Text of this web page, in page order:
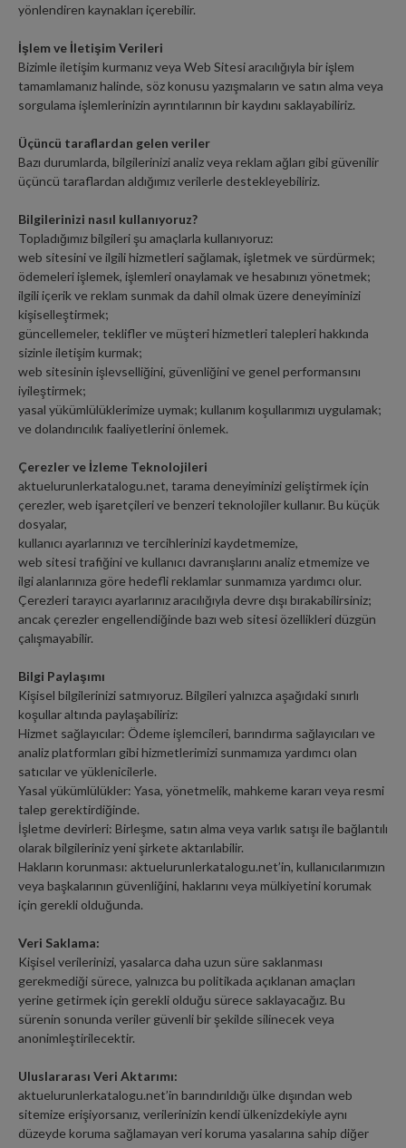
yönlendiren kaynakları içerebilir.
İşlem ve İletişim Verileri
Bizimle iletişim kurmanız veya Web Sitesi aracılığıyla bir işlem
tamamlamanız halinde, söz konusu yazışmaların ve satın alma veya
sorgulama işlemlerinizin ayrıntılarının bir kaydını saklayabiliriz.
Üçüncü taraflardan gelen veriler
Bazı durumlarda, bilgilerinizi analiz veya reklam ağları gibi güvenilir
üçüncü taraflardan aldığımız verilerle destekleyebiliriz.
Bilgilerinizi nasıl kullanıyoruz?
Topladığımız bilgileri şu amaçlarla kullanıyoruz:
web sitesini ve ilgili hizmetleri sağlamak, işletmek ve sürdürmek;
ödemeleri işlemek, işlemleri onaylamak ve hesabınızı yönetmek;
ilgili içerik ve reklam sunmak da dahil olmak üzere deneyiminizi
kişiselleştirmek;
güncellemeler, teklifler ve müşteri hizmetleri talepleri hakkında
sizinle iletişim kurmak;
web sitesinin işlevselliğini, güvenliğini ve genel performansını
iyileştirmek;
yasal yükümlülüklerimize uymak; kullanım koşullarımızı uygulamak;
ve dolandırıcılık faaliyetlerini önlemek.
Çerezler ve İzleme Teknolojileri
aktuelurunlerkatalogu.net, tarama deneyiminizi geliştirmek için
çerezler, web işaretçileri ve benzeri teknolojiler kullanır. Bu küçük
dosyalar,
kullanıcı ayarlarınızı ve tercihlerinizi kaydetmemize,
web sitesi trafiğini ve kullanıcı davranışlarını analiz etmemize ve
ilgi alanlarınıza göre hedefli reklamlar sunmamıza yardımcı olur.
Çerezleri tarayıcı ayarlarınız aracılığıyla devre dışı bırakabilirsiniz;
ancak çerezler engellendiğinde bazı web sitesi özellikleri düzgün
çalışmayabilir.
Bilgi Paylaşımı
Kişisel bilgilerinizi satmıyoruz. Bilgileri yalnızca aşağıdaki sınırlı
koşullar altında paylaşabiliriz:
Hizmet sağlayıcılar: Ödeme işlemcileri, barındırma sağlayıcıları ve
analiz platformları gibi hizmetlerimizi sunmamıza yardımcı olan
satıcılar ve yüklenicilerle.
Yasal yükümlülükler: Yasa, yönetmelik, mahkeme kararı veya resmi
talep gerektirdiğinde.
İşletme devirleri: Birleşme, satın alma veya varlık satışı ile bağlantılı
olarak bilgileriniz yeni şirkete aktarılabilir.
Hakların korunması: aktuelurunlerkatalogu.net’in, kullanıcılarımızın
veya başkalarının güvenliğini, haklarını veya mülkiyetini korumak
için gerekli olduğunda.
Veri Saklama:
Kişisel verilerinizi, yasalarca daha uzun süre saklanması
gerekmediği sürece, yalnızca bu politikada açıklanan amaçları
yerine getirmek için gerekli olduğu sürece saklayacağız. Bu
sürenin sonunda veriler güvenli bir şekilde silinecek veya
anonimleştirilecektir.
Uluslararası Veri Aktarımı:
aktuelurunlerkatalogu.net’in barındırıldığı ülke dışından web
sitemize erişiyorsanız, verilerinizin kendi ülkenizdekiyle aynı
düzeyde koruma sağlamayan veri koruma yasalarına sahip diğer